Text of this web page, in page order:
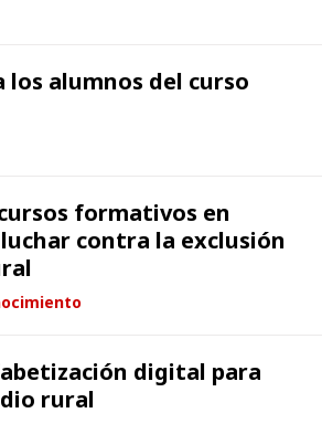
los alumnos del curso
formativos en
contra la exclusión
digital para
rural